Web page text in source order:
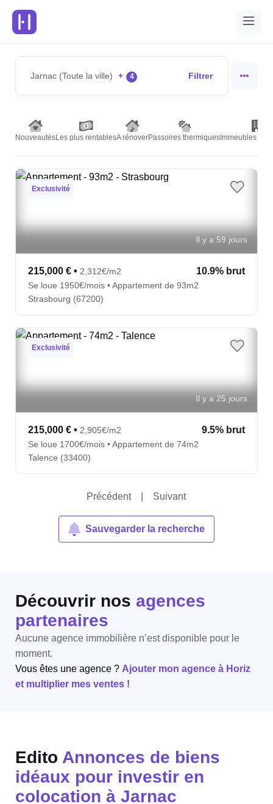
Jarnac (Toute la ville) + 4 Filtrer
NouveautésLes plus rentablesA rénoverPassoires thermiques Immeubles de
Exclusivité
Il y a 59 jours
215,000 € • 2,312€/m2 10.9% brut
Se loue 1950€/mois • Appartement de 93m2
Strasbourg (67200)
Exclusivité
Il y a 25 jours
215,000 € • 2,905€/m2 9.5% brut
Se loue 1700€/mois • Appartement de 74m2
Talence (33400)
Précédent Suivant
Sauvegarder la recherche
Découvrir nos agences
partenaires
Aucune agence immobilière n’est disponible pour le
moment.
Vous êtes une agence ? Ajouter mon agence à Horiz
et multiplier mes ventes !
Edito Annonces de biens
idéaux pour investir en
colocation à Jarnac